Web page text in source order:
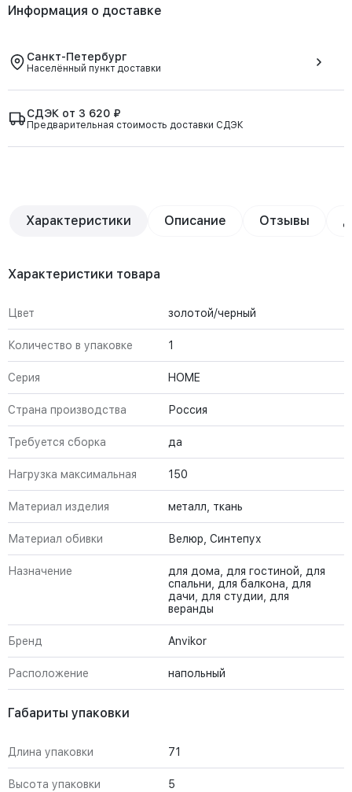
Информация о доставке
Санкт-Петербург
Населённый пункт доставки
СДЭК от 3 620 ₽
Предварительная стоимость доставки СДЭК
Характеристики Описание Отзывы
Характеристики товара
Цвет золотой/черный
Количество в упаковке 1
Серия HOME
Страна производства Россия
Требуется сборка да
Нагрузка максимальная 150
Материал изделия металл, ткань
Материал обивки Велюр, Синтепух
Назначение
для дома, для гостиной, для
спальни, для балкона, для
дачи, для студии, для
веранды
Бренд Anvikor
Расположение напольный
Габариты упаковки
Длина упаковки 71
Высота упаковки 5